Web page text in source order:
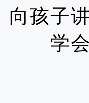
向孩子
学